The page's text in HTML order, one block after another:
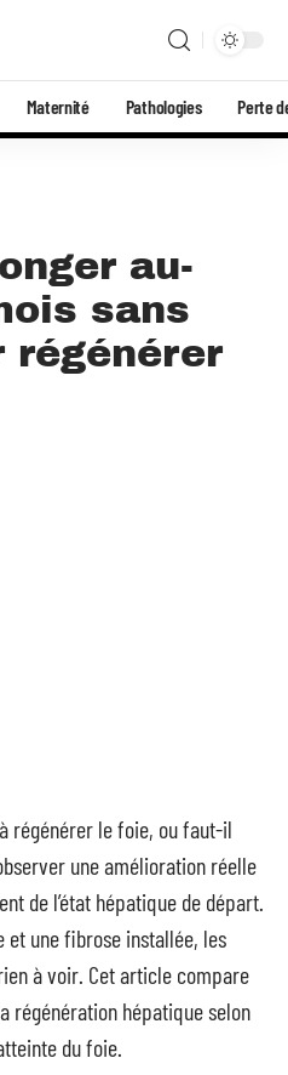
Maternité Pathologies Perte
au-
sans
régénérer
régénérer le foie, ou faut-il
une amélioration réelle
de l’état hépatique de départ.
et une fibrose installée, les
à voir. Cet article compare
régénération hépatique selon
du foie.